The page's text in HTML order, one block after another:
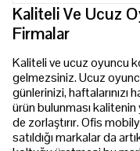
Kaliteli Ve Ucuz
Firmalar
Kaliteli ve ucuz oyuncu
gelmezsiniz. Ucuz
günlerinizi, haftalarınızı
ürün bulunması
de zorlaştırır. Ofis
satıldığı markalar da